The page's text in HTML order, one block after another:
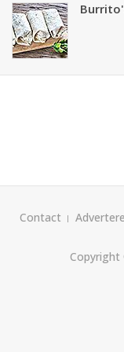
Contact
Copyright